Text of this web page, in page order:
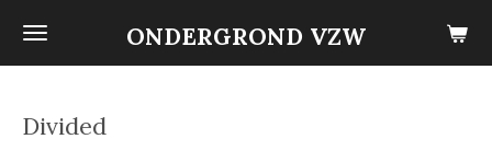
Ga
ONDERGROND VZW
Divided